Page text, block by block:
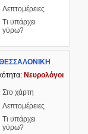
Λεπτομέρειες
Τι υπάρχει
γύρω?
Νευρολόγοι
Στο χάρτη
Λεπτομέρειες
Τι υπάρχει
γύρω?